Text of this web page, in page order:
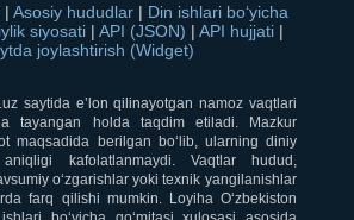
| Asosiy hududlar | Din ishlari bo‘yicha
siyosati | API (JSON) | API hujjati |
joylashtirish (Widget)
saytida e’lon qilinayotgan namoz vaqtlari
tayangan holda taqdim etiladi. Mazkur
maqsadida berilgan bo‘lib, ularning diniy
kafolatlanmaydi. Vaqtlar hudud,
o‘zgarishlar yoki texnik yangilanishlar
farq qilishi mumkin. Loyiha O‘zbekiston